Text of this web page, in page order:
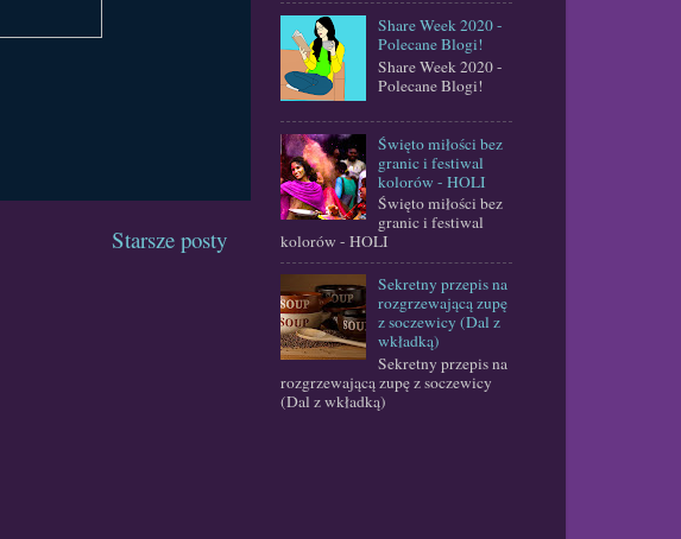
Starsze posty
Share Week 2020 -
Polecane Blogi!
Share Week 2020 -
Polecane Blogi!
Święto miłości bez
granic i festiwal
kolorów - HOLI
Święto miłości bez
granic i festiwal
kolorów - HOLI
Sekretny przepis na
rozgrzewającą zupę
z soczewicy (Dal z
wkładką)
Sekretny przepis na
rozgrzewającą zupę z soczewicy
(Dal z wkładką)